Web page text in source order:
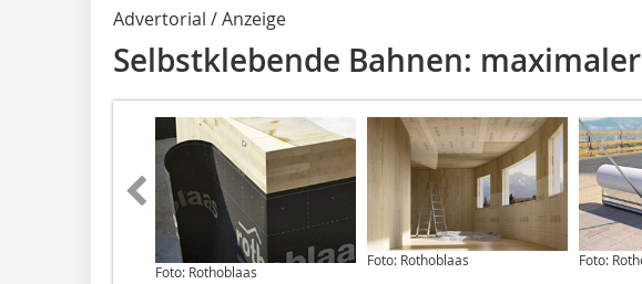
Advertorial / Anzeige
Selbstklebende Bahnen:
Foto: Rothoblaas
Foto: Rothoblaas Foto: